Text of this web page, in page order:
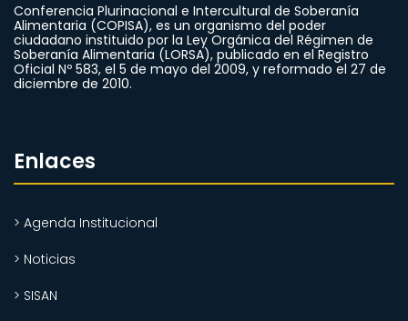
Conferencia Plurinacional e Intercultural de Soberanía
Alimentaria (COPISA), es un organismo del poder
ciudadano instituido por la Ley Orgánica del Régimen de
Soberanía Alimentaria (LORSA), publicado en el Registro
Oficial Nº 583, el 5 de mayo del 2009, y reformado el 27 de
diciembre de 2010.
Enlaces
> Agenda Institucional
> Noticias
> SISAN